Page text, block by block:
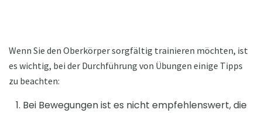
Wenn Sie den Oberkörper sorgfältig trainieren möchten, ist
es wichtig, bei der Durchführung von Übungen einige Tipps
zu beachten:
Bei Bewegungen ist es nicht empfehlenswert, die